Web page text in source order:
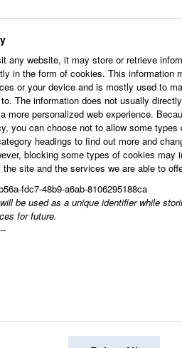
Vi stræber efter at
værdsætter dig og
tilbyder
og professionelle
Sammen skaber vi
verden.
any website, it may store or retrieve
in the form of cookies. This information
or your device and is mostly used to
The information does not usually
more personalized web experience.
you can choose not to allow some
headings to find out more and
blocking some types of cookies may
site and the services we are able to
fdc7-48b9-a6ab-8106295188ca
be used as a unique identifier while
for future.
--